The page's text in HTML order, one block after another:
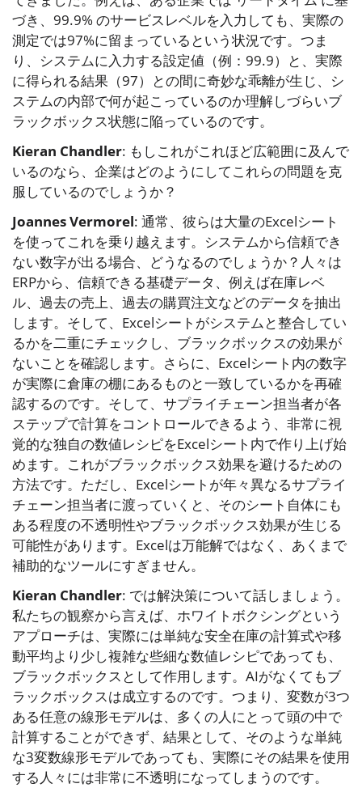
づき、99.9% のサービスレベルを入力しても、実際の
測定では97%に留まっているという状況です。つま
り、システムに入力する設定値（例：99.9）と、実際
に得られる結果（97）との間に奇妙な乖離が生じ、シ
ステムの内部で何が起こっているのか理解しづらいブ
ラックボックス状態に陥っているのです。
Kieran Chandler: もしこれがこれほど広範囲に及んで
いるのなら、企業はどのようにしてこれらの問題を克
服しているのでしょうか？
Joannes Vermorel: 通常、彼らは大量のExcelシート
を使ってこれを乗り越えます。システムから信頼でき
ない数字が出る場合、どうなるのでしょうか？人々は
ERPから、信頼できる基礎データ、例えば在庫レベ
ル、過去の売上、過去の購買注文などのデータを抽出
します。そして、Excelシートがシステムと整合してい
るかを二重にチェックし、ブラックボックスの効果が
ないことを確認します。さらに、Excelシート内の数字
が実際に倉庫の棚にあるものと一致しているかを再確
認するのです。そして、サプライチェーン担当者が各
ステップで計算をコントロールできるよう、非常に視
覚的な独自の数値レシピをExcelシート内で作り上げ始
めます。これがブラックボックス効果を避けるための
方法です。ただし、Excelシートが年々異なるサプライ
チェーン担当者に渡っていくと、そのシート自体にも
ある程度の不透明性やブラックボックス効果が生じる
可能性があります。Excelは万能解ではなく、あくまで
補助的なツールにすぎません。
Kieran Chandler: では解決策について話しましょう。
私たちの観察から言えば、ホワイトボクシングという
アプローチは、実際には単純な安全在庫の計算式や移
動平均より少し複雑な些細な数値レシピであっても、
ブラックボックスとして作用します。AIがなくてもブ
ラックボックスは成立するのです。つまり、変数が3つ
ある任意の線形モデルは、多くの人にとって頭の中で
計算することができず、結果として、そのような単純
な3変数線形モデルであっても、実際にその結果を使用
する人々には非常に不透明になってしまうのです。